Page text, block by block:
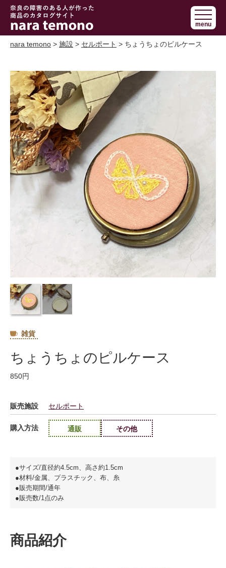
奈良で障害の
ある人の手作
り商品 nara
menu
nara temono > 施設 > セルポート > ちょうちょのピルケース
雑貨
ちょうちょのピルケース
850円
販売施設 セルポート
購入方法 通販 その他
●サイズ/直径約4.5cm、高さ約1.5cm
●材料/金属、プラスチック、布、糸
●販売期間/通年
●販売数/1点のみ
商品紹介